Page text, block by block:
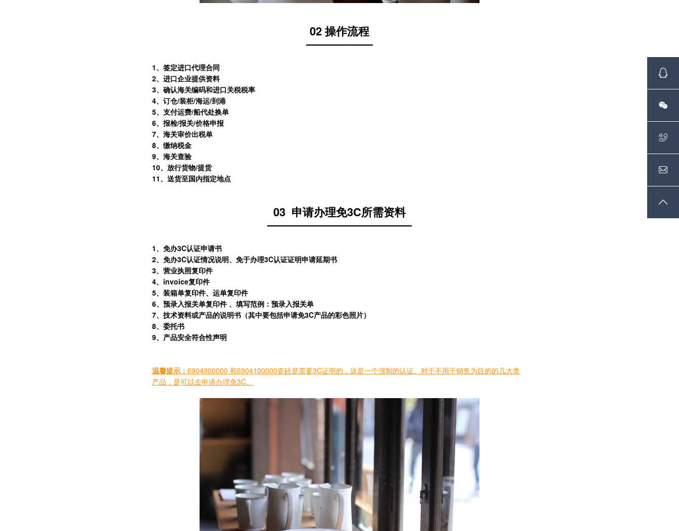
02操作流程
——————
1、签定进口代理合同
2、进口企业提供资料
3、确认海关编码和进口关税税率
4、订仓/装柜/海运/到港
5、支付运费/船代处换单
6、报检/报关/价格申报
7、海关审价出税单
8、缴纳税金
9、海关查验
10、放行货物/提货
11、送货至国内指定地点
03 申请办理免3C所需资料
—————————————
1、免办3C认证申请书
2、免办3C认证情况说明、免于办理3C认证证明申请延期书
3、营业执照复印件
4、invoice复印件
5、装箱单复印件、运单复印件
6、预录入报关单复印件 、填写范例：预录入报关单
7、技术资料或产品的说明书（其中要包括申请免3C产品的彩色照片）
8、委托书
9、产品安全符合性声明
温馨提示：6904900000 和6904100000瓷砖是需要3C证明的，这是一个强制的认证。对于不用于销售为目的的几大类
产品，是可以去申请办理免3C。